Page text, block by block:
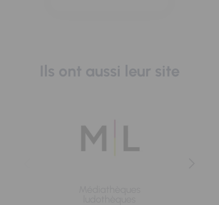
Ils ont aussi leur site